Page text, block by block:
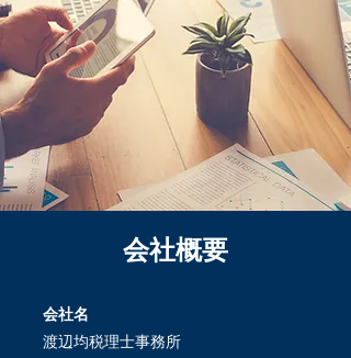
会社概要
会社名
渡辺均税理士事務所